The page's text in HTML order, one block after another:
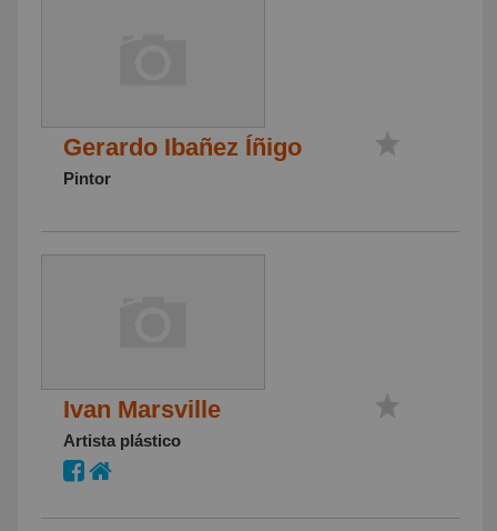
Gerardo Ibañez Íñigo
Pintor
Ivan Marsville
Artista plástico